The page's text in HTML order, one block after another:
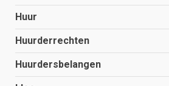
Huur
Huurderrechten
Huurdersbelangen